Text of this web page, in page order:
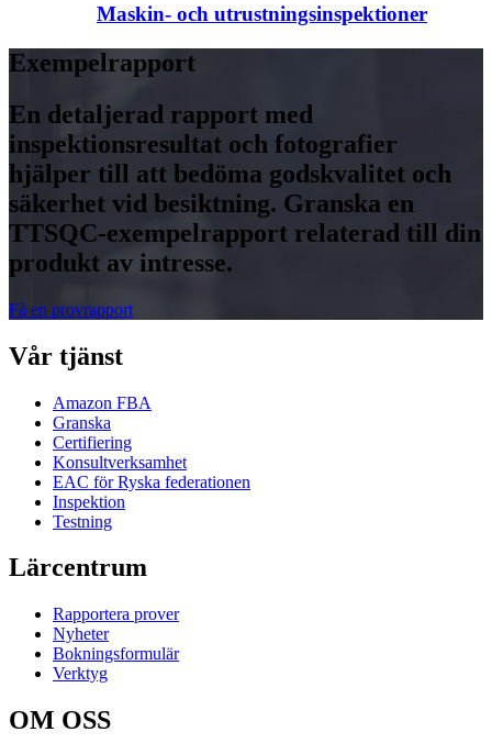
Maskin- och utrustningsinspektioner
Exempelrapport
En detaljerad rapport med
inspektionsresultat och fotografier
hjälper till att bedöma godskvalitet och
säkerhet vid besiktning. Granska en
TTSQC-exempelrapport relaterad till din
produkt av intresse.
Få en provrapport
Vår tjänst
Amazon FBA
Granska
Certifiering
Konsultverksamhet
EAC för Ryska federationen
Inspektion
Testning
Lärcentrum
Rapportera prover
Nyheter
Bokningsformulär
Verktyg
OM OSS